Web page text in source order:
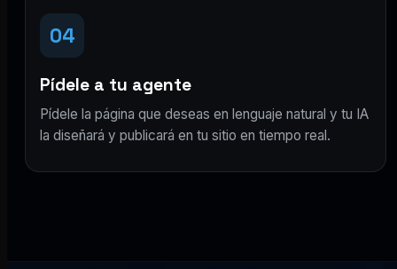
04
Pídele a tu agente
Pídele la página que deseas en lenguaje natural y tu IA
la diseñará y publicará en tu sitio en tiempo real.